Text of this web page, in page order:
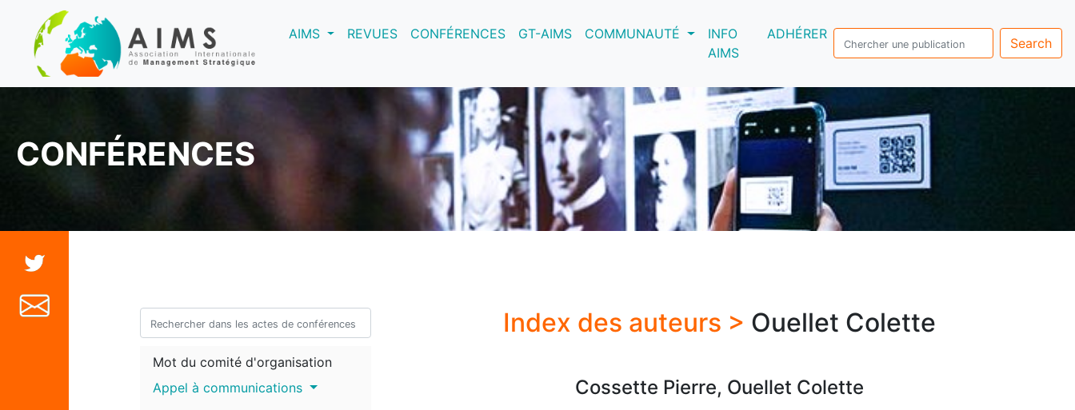
AIMS(current)REVUES CONFÉRENCES GT-AIMS COMMUNAUTÉ
INFO
AIMS
ADHÉRER
Search
CONFÉRENCES
Mot du comité d'organisation
Appel à communications
Index des auteurs > Ouellet Colette
Cossette Pierre, Ouellet Colette